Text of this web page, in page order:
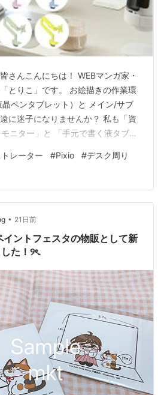
さんこんにちは！ WEBマンガ家・
とりこ」です。 お絵描きの作業環
ペンタブレット）と メイン/サブ
に迷子になりませんか？ 私も「資
ニター」と 「手元で書く液タブ」
PS1S Wave』を導入したことで、
が完成しました！ イラスト制作に
「画面の可動域」と「保持力」。
耐荷重が2kg〜9kg、 17〜32インチ
ペック。 サブ用の2…
レーター #Pixio #デスク周り
• 21日前
ントフェスタの物販として新
た！୨ৎ.